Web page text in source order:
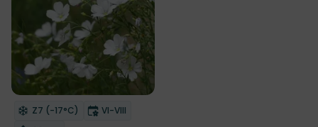
Odober do zoznamu želaní
Mrazuvzdornosť
Z7 (-17°C) Doba kvitnutia
VI-VIII